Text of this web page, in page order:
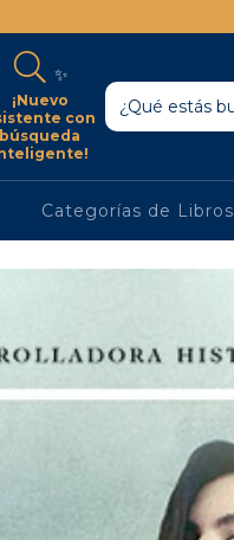
✨
¡Nuevo
con
búsqueda
Categorías de Libros